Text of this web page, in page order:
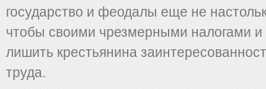
государство и феодалы еще не
чтобы своими чрезмерными налогами и
лишить крестьянина
труда.